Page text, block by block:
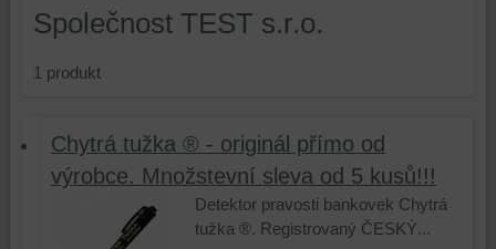
Společnost TEST s.r.o.
1 produkt
Chytrá tužka ® - originál přímo od
výrobce. Množstevní sleva od 5 kusů!!!
Detektor pravosti bankovek Chytrá
tužka ®. Registrovaný ČESKÝ...